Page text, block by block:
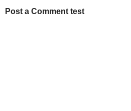
Post a Comment test